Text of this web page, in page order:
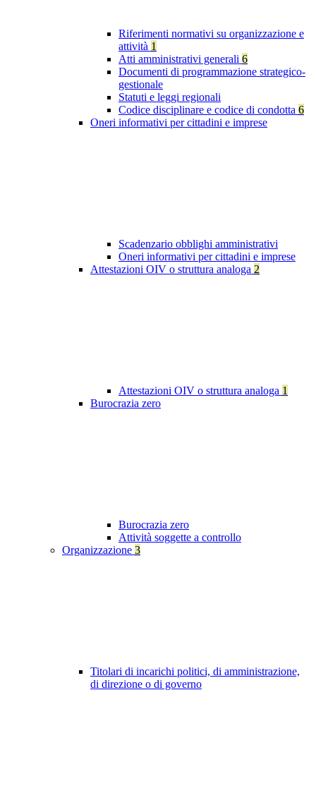
Riferimenti normativi su organizzazione e
attività 1
Atti amministrativi generali 6
Documenti di programmazione strategico-
gestionale
Statuti e leggi regionali
Codice disciplinare e codice di condotta 6
Oneri informativi per cittadini e imprese
Scadenzario obblighi amministrativi
Oneri informativi per cittadini e imprese
Attestazioni OIV o struttura analoga 2
Attestazioni OIV o struttura analoga 1
Burocrazia zero
Burocrazia zero
Attività soggette a controllo
Organizzazione 3
Titolari di incarichi politici, di amministrazione,
di direzione o di governo